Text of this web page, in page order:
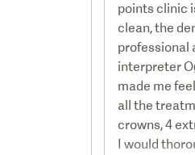
points clinic
clean, the
professional
interpreter
made me
all the
crowns, 4
I would